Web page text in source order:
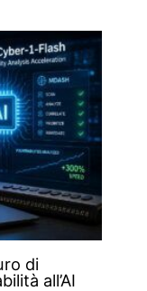
di
all’AI